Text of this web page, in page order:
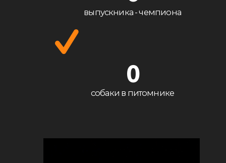
выпускника - чемпиона
0
собаки в питомнике